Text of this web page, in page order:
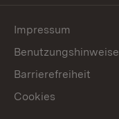
Impressum
Benutzungshinweise
Barrierefreiheit
Cookies